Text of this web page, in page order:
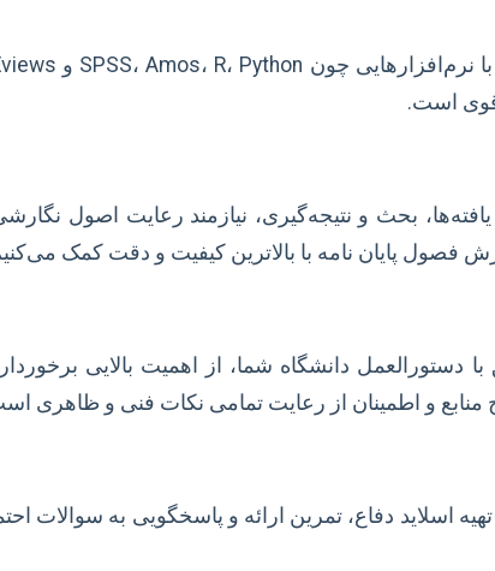
قوی است.
بحث و نتیجه‌گیری، نیازمند رعایت اصول
پایان نامه با بالاترین کیفیت و دقت کمک
دستورالعمل دانشگاه شما، از اهمیت بالایی
و اطمینان از رعایت تمامی نکات فنی و ظاهری
اسلاید دفاع، تمرین ارائه و پاسخگویی به سوالات